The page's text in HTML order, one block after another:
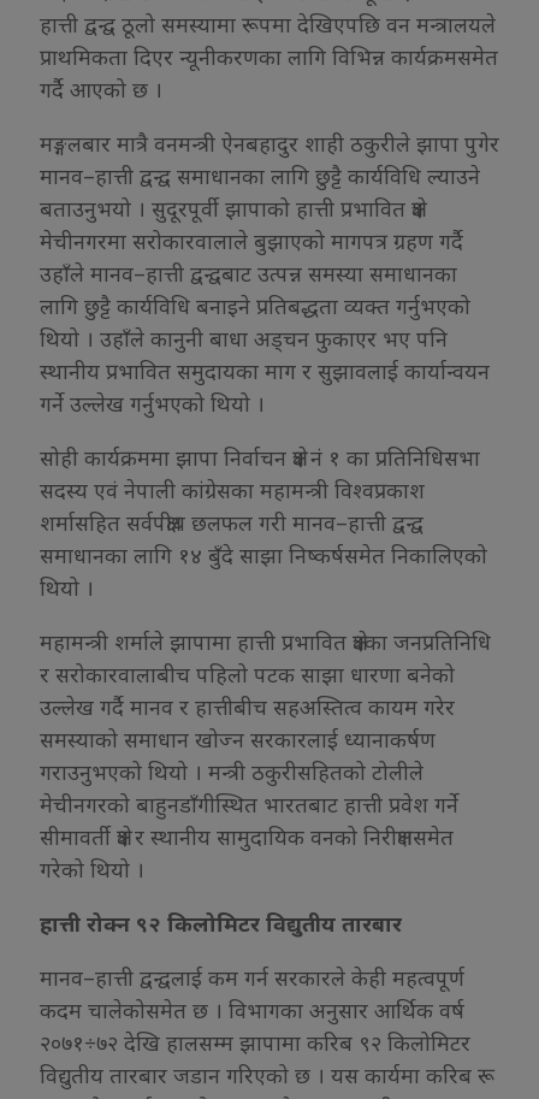
हात्ती द्वन्द्व ठूलो समस्यामा रूपमा देखिएपछि वन मन्त्रालयले
प्राथमिकता दिएर न्यूनीकरणका लागि विभिन्न कार्यक्रमसमेत
गर्दै आएको छ ।
मङ्गलबार मात्रै वनमन्त्री ऐनबहादुर शाही ठकुरीले झापा पुगेर
मानव–हात्ती द्वन्द्व समाधानका लागि छुट्टै कार्यविधि ल्याउने
बताउनुभयो । सुदूरपूर्वी झापाको हात्ती प्रभावित क्षेत्र
मेचीनगरमा सरोकारवालाले बुझाएको मागपत्र ग्रहण गर्दै
उहाँले मानव–हात्ती द्वन्द्वबाट उत्पन्न समस्या समाधानका
लागि छुट्टै कार्यविधि बनाइने प्रतिबद्धता व्यक्त गर्नुभएको
थियो । उहाँले कानुनी बाधा अड्चन फुकाएर भए पनि
स्थानीय प्रभावित समुदायका माग र सुझावलाई कार्यान्वयन
गर्ने उल्लेख गर्नुभएको थियो ।
सोही कार्यक्रममा झापा निर्वाचन क्षेत्र नं १ का प्रतिनिधिसभा
सदस्य एवं नेपाली कांग्रेसका महामन्त्री विश्वप्रकाश
शर्मासहित सर्वपक्षीय छलफल गरी मानव–हात्ती द्वन्द्व
समाधानका लागि १४ बुँदे साझा निष्कर्षसमेत निकालिएको
थियो ।
महामन्त्री शर्माले झापामा हात्ती प्रभावित क्षेत्रका जनप्रतिनिधि
र सरोकारवालाबीच पहिलो पटक साझा धारणा बनेको
उल्लेख गर्दै मानव र हात्तीबीच सहअस्तित्व कायम गरेर
समस्याको समाधान खोज्न सरकारलाई ध्यानाकर्षण
गराउनुभएको थियो । मन्त्री ठकुरीसहितको टोलीले
मेचीनगरको बाहुनडाँगीस्थित भारतबाट हात्ती प्रवेश गर्ने
सीमावर्ती क्षेत्र र स्थानीय सामुदायिक वनको निरीक्षणसमेत
गरेको थियो ।
हात्ती रोक्न ९२ किलोमिटर विद्युतीय तारबार
मानव–हात्ती द्वन्द्वलाई कम गर्न सरकारले केही महत्वपूर्ण
कदम चालेकोसमेत छ । विभागका अनुसार आर्थिक वर्ष
२०७१÷७२ देखि हालसम्म झापामा करिब ९२ किलोमिटर
विद्युतीय तारबार जडान गरिएको छ । यस कार्यमा करिब रू